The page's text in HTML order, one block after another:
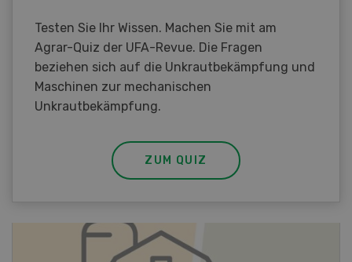
Testen Sie Ihr Wissen. Machen Sie mit am
Agrar-Quiz der UFA-Revue. Die Fragen
beziehen sich auf die Unkrautbekämpfung und
Maschinen zur mechanischen
Unkrautbekämpfung.
ZUM QUIZ